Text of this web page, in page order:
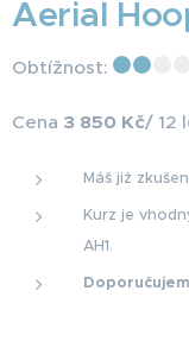
Aerial
Obtížnost:
Cena 3 850 Kč/ 12
Máš již
Kurz je
AH1.